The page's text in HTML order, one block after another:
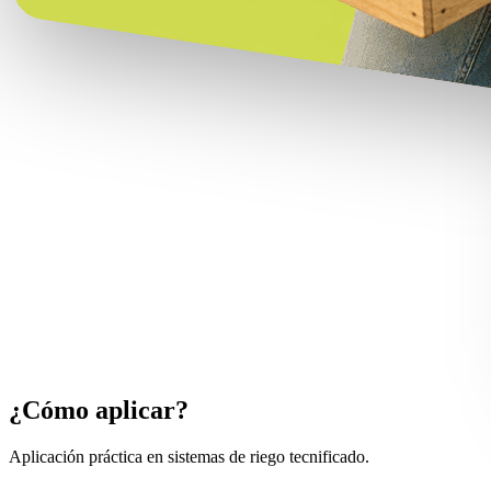
¿Cómo aplicar?
Aplicación práctica en sistemas de riego tecnificado.